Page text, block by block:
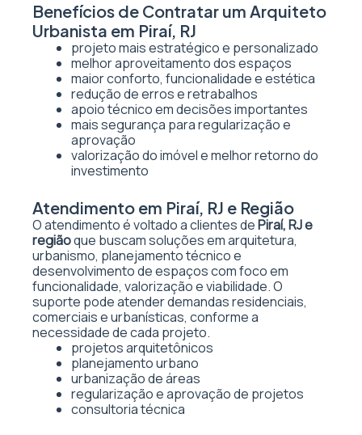
Benefícios de Contratar um Arquiteto
Urbanista em Piraí, RJ
projeto mais estratégico e personalizado
melhor aproveitamento dos espaços
maior conforto, funcionalidade e estética
redução de erros e retrabalhos
apoio técnico em decisões importantes
mais segurança para regularização e
aprovação
valorização do imóvel e melhor retorno do
investimento
Atendimento em Piraí, RJ e Região
O atendimento é voltado a clientes dePiraí, RJ e
regiãoque buscam soluções em arquitetura,
urbanismo, planejamento técnico e
desenvolvimento de espaços com foco em
funcionalidade, valorização e viabilidade. O
suporte pode atender demandas residenciais,
comerciais e urbanísticas, conforme a
necessidade de cada projeto.
projetos arquitetônicos
planejamento urbano
urbanização de áreas
regularização e aprovação de projetos
consultoria técnica